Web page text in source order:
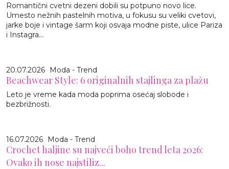
Romantični cvetni dezeni dobili su potpuno novo lice.
Umesto nežnih pastelnih motiva, u fokusu su veliki cvetovi,
jarke boje i vintage šarm koji osvaja modne piste, ulice Pariza
i Instagra...
20.07.2026 Moda - Trend
Beachwear Style: 6 originalnih stajlinga za plažu
Leto je vreme kada moda poprima osećaj slobode i
bezbrižnosti.
16.07.2026 Moda - Trend
Crochet haljine su najveći boho trend leta 2026:
Ovako ih nose najstiliz...